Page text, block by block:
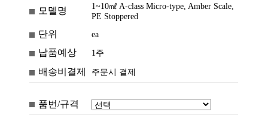
모델명
1~10㎖ A-class Micro-type, Amber Scale,
PE Stoppered
단위 ea
납품예상 1주
배송비결제 주문시 결제
품번/규격